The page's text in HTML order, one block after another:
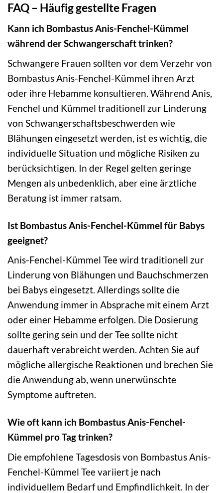
FAQ – Häufig gestellte Fragen
Kann ich Bombastus Anis-Fenchel-Kümmel
während der Schwangerschaft trinken?
Schwangere Frauen sollten vor dem Verzehr von
Bombastus Anis-Fenchel-Kümmel ihren Arzt
oder ihre Hebamme konsultieren. Während Anis,
Fenchel und Kümmel traditionell zur Linderung
von Schwangerschaftsbeschwerden wie
Blähungen eingesetzt werden, ist es wichtig, die
individuelle Situation und mögliche Risiken zu
berücksichtigen. In der Regel gelten geringe
Mengen als unbedenklich, aber eine ärztliche
Beratung ist immer ratsam.
Ist Bombastus Anis-Fenchel-Kümmel für Babys
geeignet?
Anis-Fenchel-Kümmel Tee wird traditionell zur
Linderung von Blähungen und Bauchschmerzen
bei Babys eingesetzt. Allerdings sollte die
Anwendung immer in Absprache mit einem Arzt
oder einer Hebamme erfolgen. Die Dosierung
sollte gering sein und der Tee sollte nicht
dauerhaft verabreicht werden. Achten Sie auf
mögliche allergische Reaktionen und brechen Sie
die Anwendung ab, wenn unerwünschte
Symptome auftreten.
Wie oft kann ich Bombastus Anis-Fenchel-
Kümmel pro Tag trinken?
Die empfohlene Tagesdosis von Bombastus Anis-
Fenchel-Kümmel Tee variiert je nach
individuellem Bedarf und Empfindlichkeit. In der